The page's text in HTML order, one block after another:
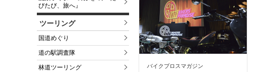
びたび、旅へ』
ツーリング
国道めぐり
道の駅調査隊
林道ツーリング バイクブロスマガジン